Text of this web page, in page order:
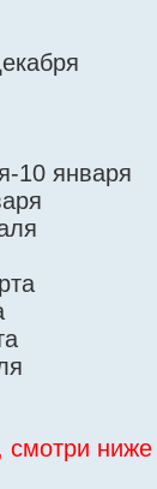
10 января
смотри